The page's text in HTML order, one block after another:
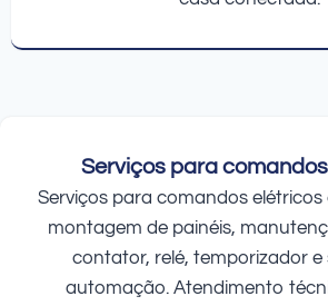
Serviços para
Serviços para comandos
montagem de painéis,
contator, relé, temporizador e
automação. Atendimento